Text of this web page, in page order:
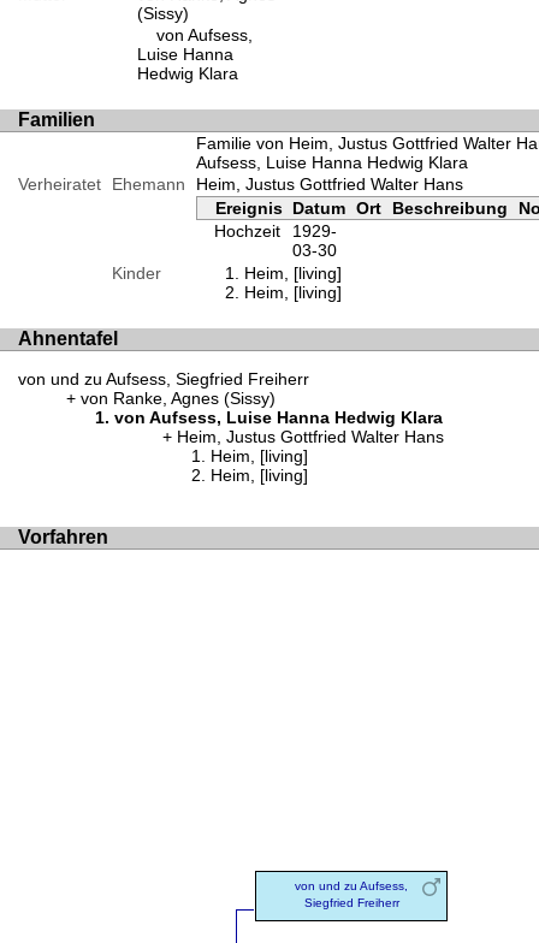
(Sissy)
von Aufsess,
Luise Hanna
Hedwig Klara
Familien
Familie von Heim, Justus Gottfried Walter
Aufsess, Luise Hanna Hedwig Klara
Verheiratet
Ehemann
Heim, Justus Gottfried Walter Hans
Ereignis Datum Ort Beschreibung
Hochzeit
1929-
03-30
Kinder
Heim, [living]
Heim, [living]
Ahnentafel
von und zu Aufsess, Siegfried Freiherr
von Ranke, Agnes (Sissy)
von Aufsess, Luise Hanna Hedwig Klara
Heim, Justus Gottfried Walter Hans
Heim, [living]
Heim, [living]
Vorfahren
von und zu Aufsess,
Siegfried Freiherr